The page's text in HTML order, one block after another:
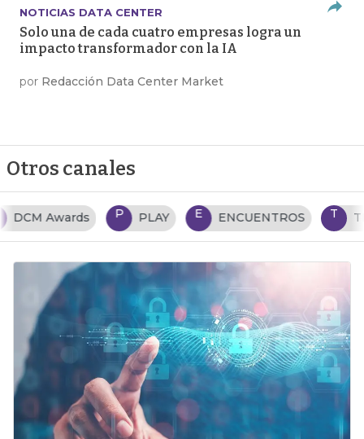
NOTICIAS DATA CENTER
Solo una de cada cuatro empresas logra un
impacto transformador con la IA
por Redacción Data Center Market
Otros canales
P PLAY E ENCUENTROS T TENDENCIAS TI